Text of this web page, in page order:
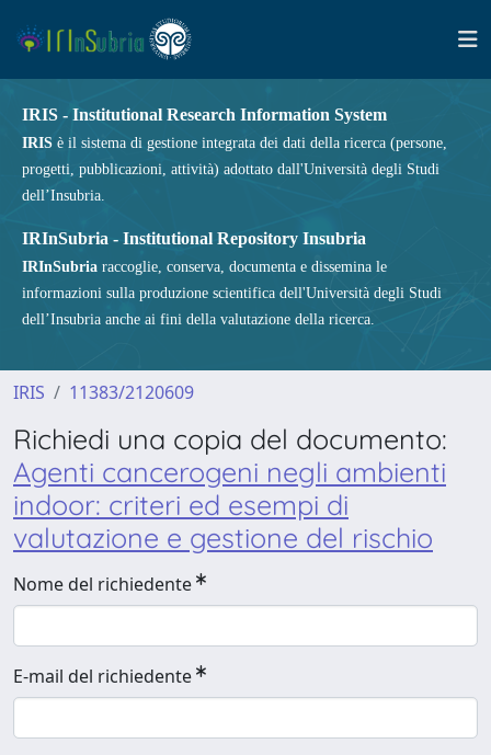
IRIS - Institutional Research Information System
IRIS è il sistema di gestione integrata dei dati della ricerca (persone,
progetti, pubblicazioni, attività) adottato dall'Università degli Studi
dell’Insubria.
IRInSubria - Institutional Repository Insubria
IRInSubria raccoglie, conserva, documenta e dissemina le
informazioni sulla produzione scientifica dell'Università degli Studi
dell’Insubria anche ai fini della valutazione della ricerca.
IRIS 11383/2120609
Richiedi una copia del documento:
Agenti cancerogeni negli ambienti
indoor: criteri ed esempi di
valutazione e gestione del rischio
Nome del richiedente
E-mail del richiedente